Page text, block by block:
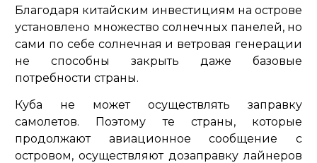
Благодаря китайским инвестициям на острове
установлено множество солнечных панелей, но
сами по себе солнечная и ветровая генерации
не способны закрыть даже базовые
потребности страны.
Куба не может осуществлять заправку
самолетов. Поэтому те страны, которые
продолжают авиационное сообщение с
островом, осуществляют дозаправку лайнеров